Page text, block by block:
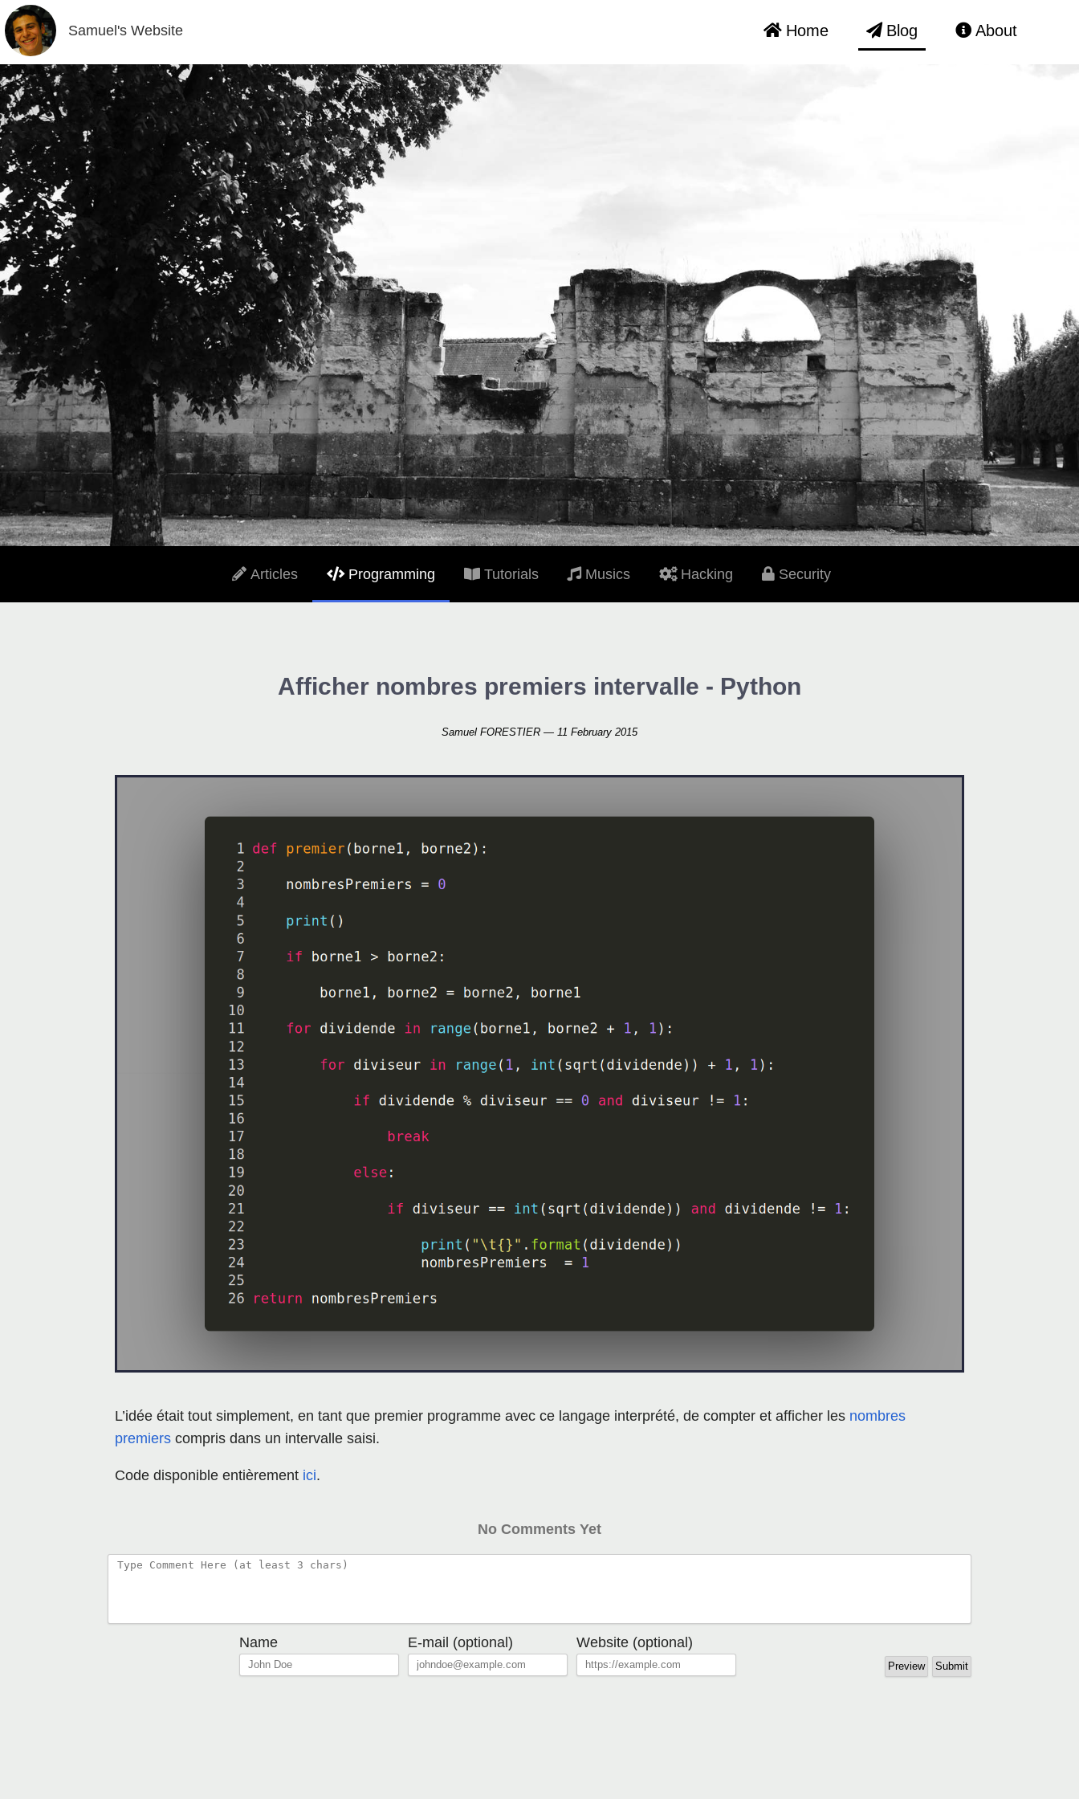
Samuel's Website Home Blog About
Articles Programming Tutorials Musics Hacking Security
Afficher nombres premiers intervalle - Python
Samuel FORESTIER — 11 February 2015
L’idée était tout simplement, en tant que premier programme avec ce langage interprété, de compter et afficher les nombres
premiers compris dans un intervalle saisi.
Code disponible entièrement ici.
No Comments Yet
Name E-mail (optional) Website (optional)